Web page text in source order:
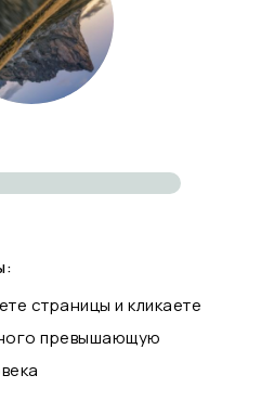
страницы и кликаете
превышающую